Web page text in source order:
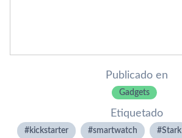
Publicado en
Gadgets
Etiquetado
kickstarter smartwatch Stark